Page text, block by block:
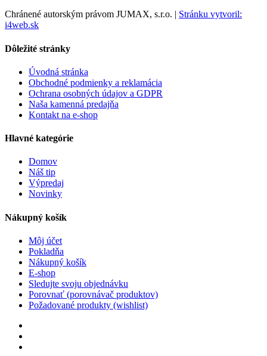
Chránené autorským právom JUMAX, s.r.o. | Stránku vytvoril:
i4web.sk
Dôležité stránky
Úvodná stránka
Obchodné podmienky a reklamácia
Ochrana osobných údajov a GDPR
Naša kamenná predajňa
Kontakt na e-shop
Hlavné kategórie
Domov
Náš tip
Výpredaj
Novinky
Nákupný košík
Môj účet
Pokladňa
Nákupný košík
E-shop
Sledujte svoju objednávku
Porovnať (porovnávač produktov)
Požadované produkty (wishlist)